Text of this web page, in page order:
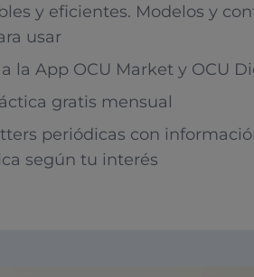
y eficientes. Modelos y
usar
la App OCU Market y OCU
gratis mensual
periódicas con
según tu interés